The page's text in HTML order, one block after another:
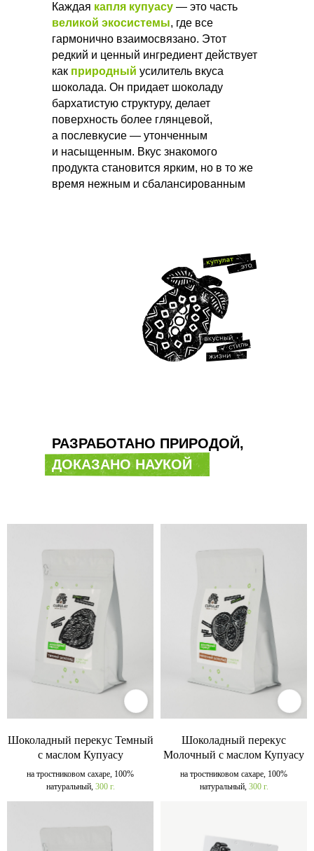
Каждая капля купуасу — это часть
великой экосистемы, где все
гармонично взаимосвязано. Этот
редкий и ценный ингредиент действует
как природный усилитель вкуса
шоколада. Он придает шоколаду
бархатистую структуру, делает
поверхность более глянцевой,
а послевкусие — утонченным
и насыщенным. Вкус знакомого
продукта становится ярким, но в то же
время нежным и сбалансированным
РАЗРАБОТАНО ПРИРОДОЙ,
ДОКАЗАНО НАУКОЙ
Шоколадный перекус Темный
с маслом Купуасу
на тростниковом сахаре, 100%
натуральный, 300 г.
Шоколадный перекус
Молочный с маслом Купуасу
на тростниковом сахаре, 100%
натуральный, 300 г.